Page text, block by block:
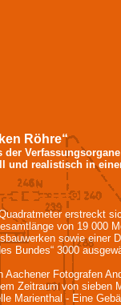
Röhre“
und realistisch in
erstreckt
von 19 000
sowie
Bundes“ 3000
Aachener Fotografen
Zeitraum von
Marienthal - Eine